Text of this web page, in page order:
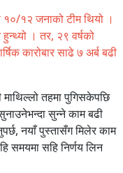
१०/१२ जनाको टीम थियो ।
। तर, २९ वर्षको
कारोबार साढे ७ अर्ब बढी
माथिल्लो तहमा पुगिसकेपछि
सुन्ने काम बढी
नयाँ पुस्तासँग मिलेर काम
समयमा सहि निर्णय लिन